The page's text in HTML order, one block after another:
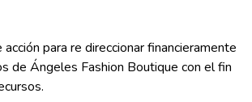
para re direccionar financieramente
de Ángeles Fashion Boutique con el fin